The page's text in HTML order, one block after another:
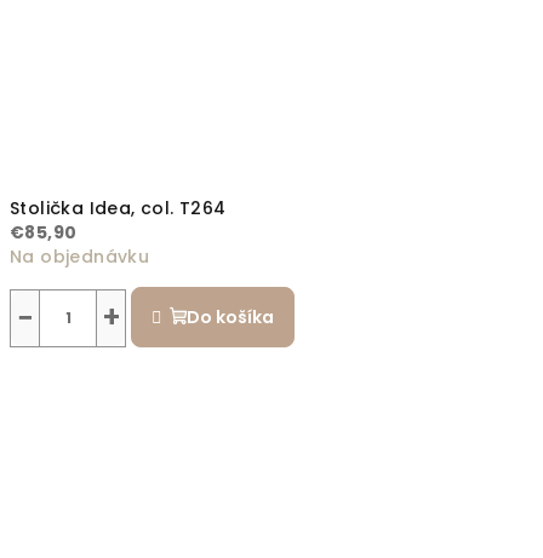
Stolička Idea, col. T264
€85,90
Na objednávku
+
− Do košíka